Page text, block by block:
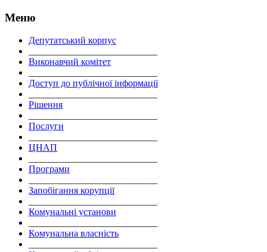
Меню
Депутатський корпус
Виконавчий комітет
Доступ до публічної інформації
Рішення
Послуги
ЦНАП
Програми
Запобігання корупції
Комунальні установи
Комунальна власність